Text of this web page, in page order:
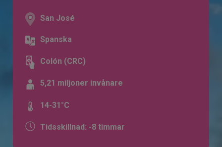
San José
Spanska
Colón (CRC)
5,21 miljoner invånare
14-31°C
Tidsskillnad: -8 timmar